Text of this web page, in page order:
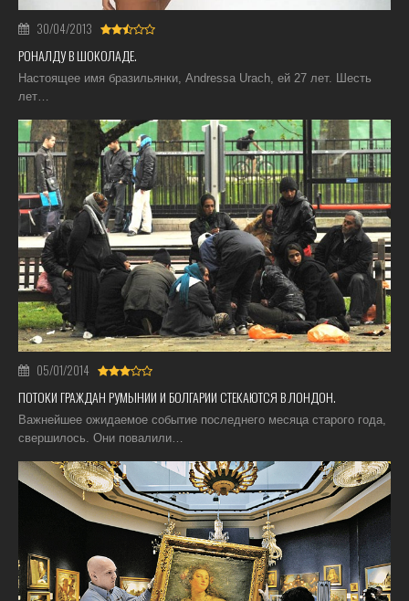
30/04/2013
РОНАЛДУ В ШОКОЛАДЕ.
Настоящее имя бразильянки, Andressa Urach, ей 27 лет. Шесть
лет…
05/01/2014
ПОТОКИ ГРАЖДАН РУМЫНИИ И БОЛГАРИИ СТЕКАЮТСЯ В ЛОНДОН.
Важнейшее ожидаемое событие последнего месяца старого года,
свершилось. Они повалили…